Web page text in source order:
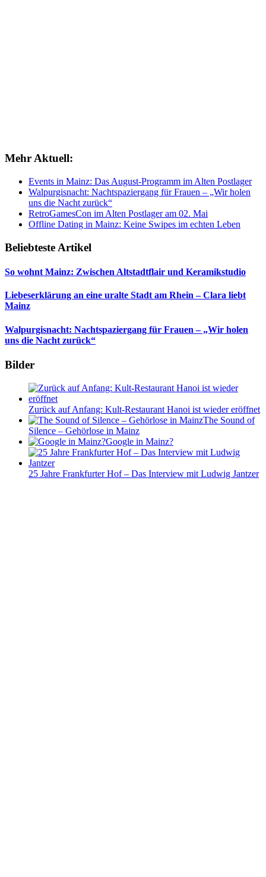
Mehr Aktuell:
Events in Mainz: Das August-Programm im Alten Postlager
Walpurgisnacht: Nachtspaziergang für Frauen – „Wir holen
uns die Nacht zurück“
RetroGamesCon im Alten Postlager am 02. Mai
Offline Dating in Mainz: Keine Swipes im echten Leben
Beliebteste Artikel
So wohnt Mainz: Zwischen Altstadtflair und Keramikstudio
Liebeserklärung an eine uralte Stadt am Rhein – Clara liebt
Mainz
Walpurgisnacht: Nachtspaziergang für Frauen – „Wir holen
uns die Nacht zurück“
Bilder
Zurück auf Anfang: Kult-Restaurant Hanoi ist wieder eröffnet
The Sound of
Silence – Gehörlose in Mainz
Google in Mainz?
25 Jahre Frankfurter Hof – Das Interview mit Ludwig Jantzer